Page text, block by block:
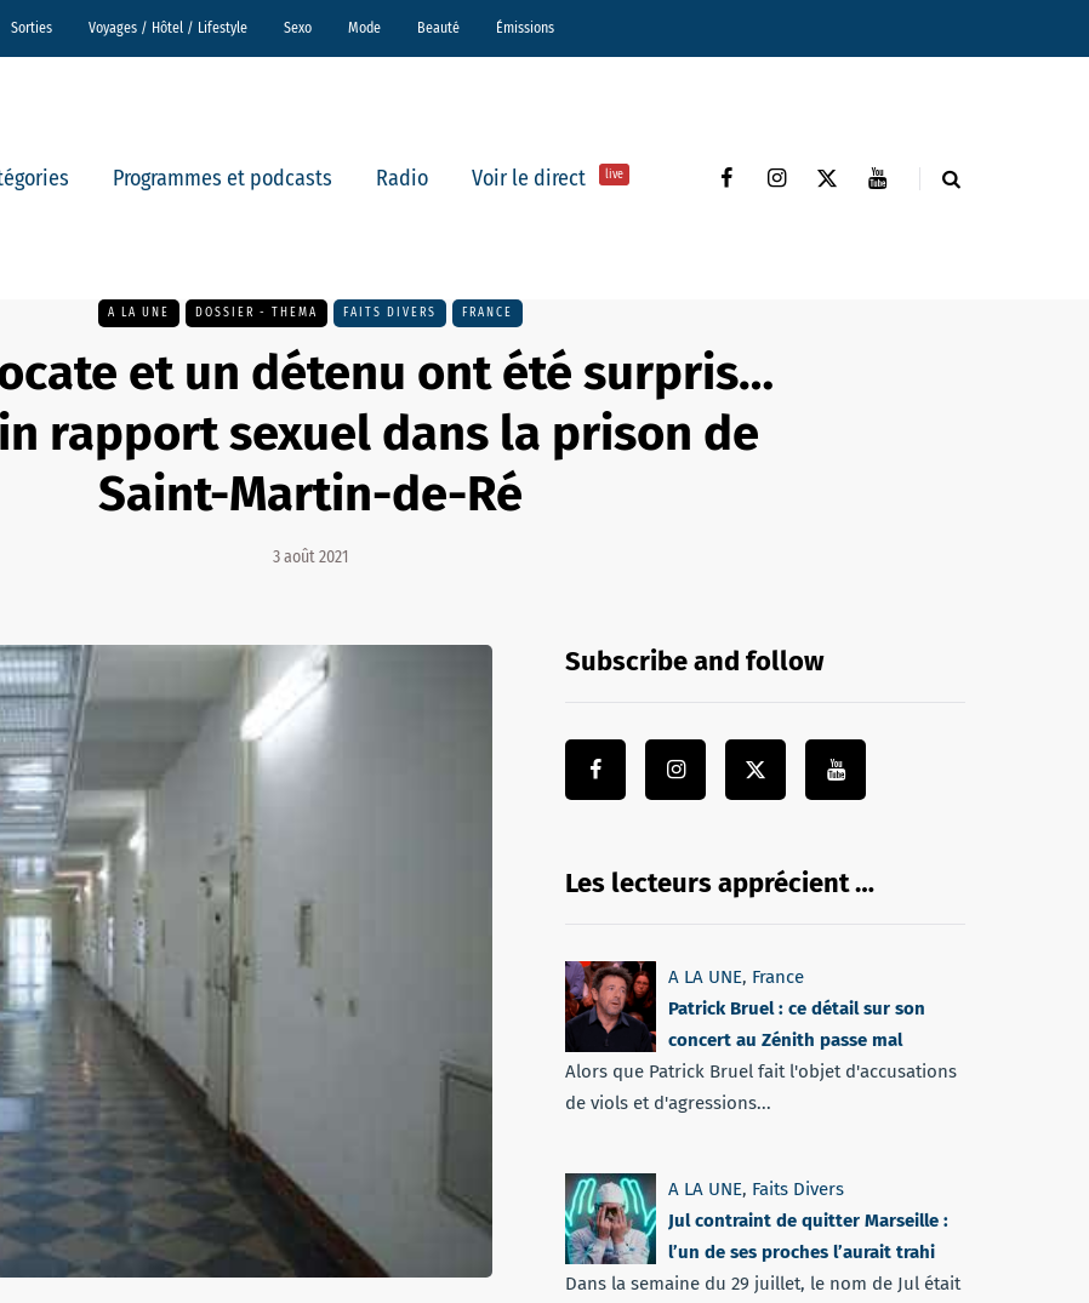
Sorties Voyages / Hôtel / Lifestyle Sexo Mode Beauté Émissions
Programmes et podcasts Radio Voir le direct live
A LA UNE DOSSIER - THEMA FAITS DIVERS FRANCE
et un détenu ont été surpris…
rapport sexuel dans la prison de
Saint-Martin-de-Ré
3 août 2021
Subscribe and follow
Les lecteurs apprécient …
A LA UNE, France
Patrick Bruel : ce détail sur son
concert au Zénith passe mal
Alors que Patrick Bruel fait l'objet d'accusations
de viols et d'agressions...
A LA UNE, Faits Divers
Jul contraint de quitter Marseille :
l’un de ses proches l’aurait trahi
Dans la semaine du 29 juillet, le nom de Jul était